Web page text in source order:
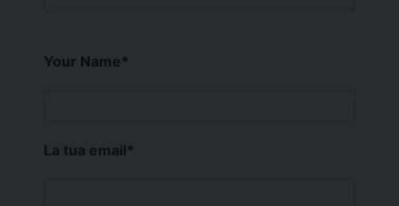
Your Name*
La tua email*